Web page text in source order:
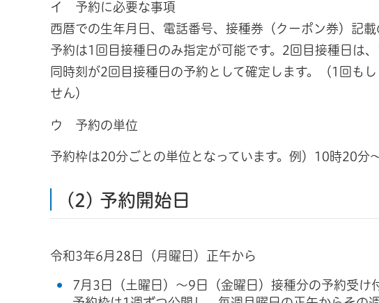
イ 予約に必要な事項
西暦での生年月日、電話番号、接種券（クーポン券）記載
予約は1回目接種日のみ指定が可能です。2回目接種日は
同時刻が2回目接種日の予約として確定します。（1回も
せん）
ウ 予約の単位
予約枠は20分ごとの単位となっています。例）10時20分
(2) 予約開始日
令和3年6月28日（月曜日）正午から
7月3日（土曜日）～9日（金曜日）接種分の予約受け